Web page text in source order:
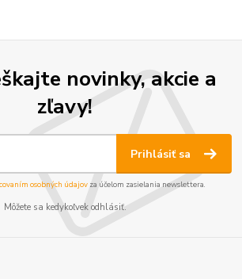
novinky, akcie a
zľavy!
Prihlásiť sa
osobných údajov za účelom zasielania newslettera.
Môžete sa kedykoľvek odhlásiť.